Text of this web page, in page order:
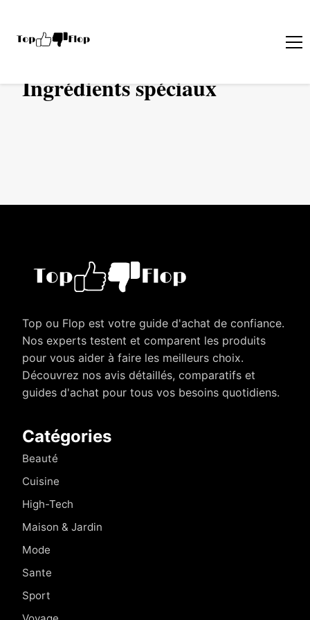
CUISINE›INGRéDIENTS SPéCIAUX
Ingrédients spéciaux
Top ou Flop est votre guide d'achat de confiance.
Nos experts testent et comparent les produits
pour vous aider à faire les meilleurs choix.
Découvrez nos avis détaillés, comparatifs et
guides d'achat pour tous vos besoins quotidiens.
Catégories
Beauté
Cuisine
High-Tech
Maison & Jardin
Mode
Sante
Sport